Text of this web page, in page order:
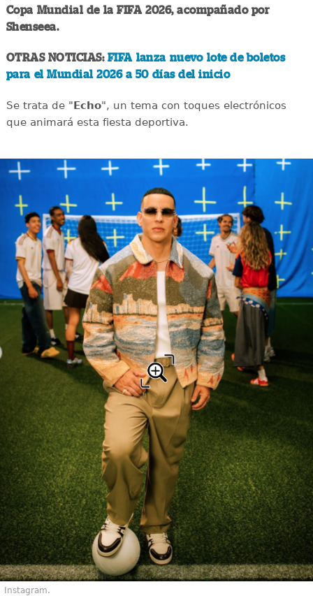
Copa Mundial de la FIFA 2026, acompañado por
Shenseea.
OTRAS NOTICIAS: FIFA lanza nuevo lote de boletos
para el Mundial 2026 a 50 días del inicio
Se trata de "Echo", un tema con toques electrónicos
que animará esta fiesta deportiva.
Instagram.